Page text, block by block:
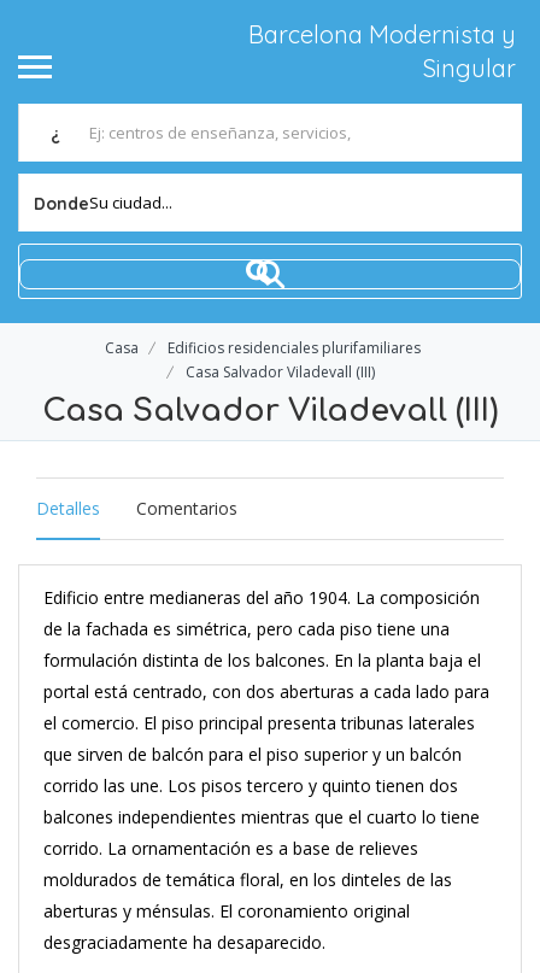
Barcelona Modernista y
Singular
¿
DondeSu ciudad...
Casa
Edificios residenciales plurifamiliares
Casa Salvador Viladevall (III)
Casa Salvador Viladevall (III)
Detalles Comentarios
Edificio entre medianeras del año 1904. La composición
de la fachada es simétrica, pero cada piso tiene una
formulación distinta de los balcones. En la planta baja el
portal está centrado, con dos aberturas a cada lado para
el comercio. El piso principal presenta tribunas laterales
que sirven de balcón para el piso superior y un balcón
corrido las une. Los pisos tercero y quinto tienen dos
balcones independientes mientras que el cuarto lo tiene
corrido. La ornamentación es a base de relieves
moldurados de temática floral, en los dinteles de las
aberturas y ménsulas. El coronamiento original
desgraciadamente ha desaparecido.